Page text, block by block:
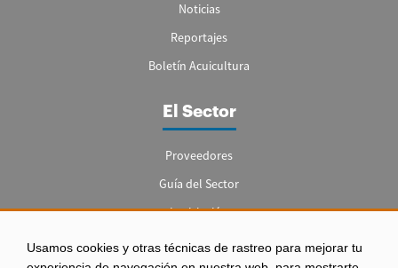
Usamos cookies y otras técnicas de rastreo para mejorar tu
Noticias
Reportajes
Boletín Acuicultura
El Sector
Proveedores
Guía del Sector
Legislación
Empleo